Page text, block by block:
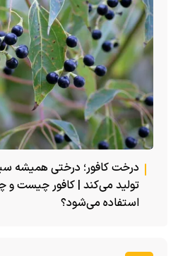
درخت کافور؛ درختی همیشه
تولید می‌کند | کافور چیست و
استفاده می‌شود؟